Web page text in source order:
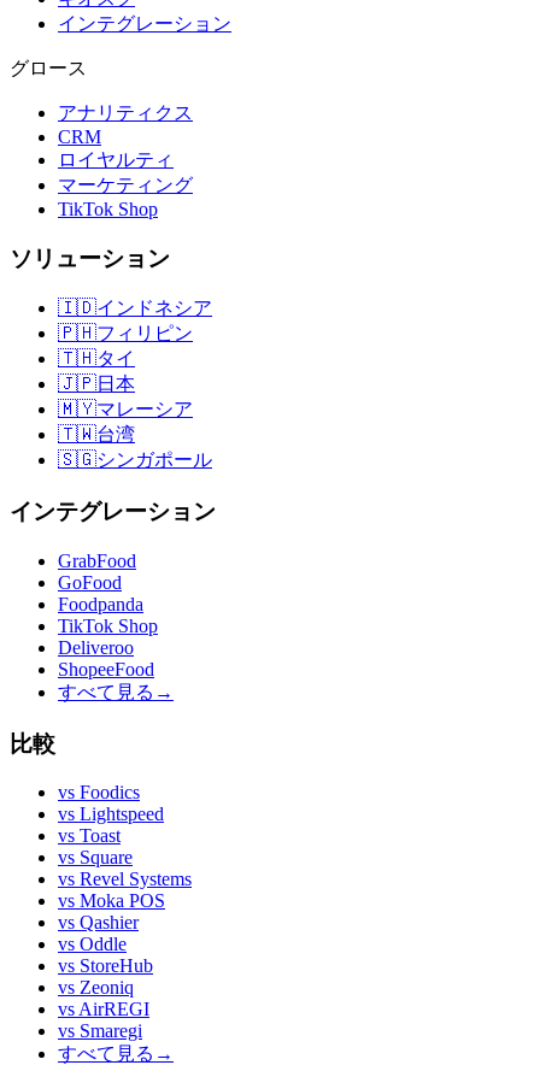
インテグレーション
グロース
アナリティクス
CRM
ロイヤルティ
マーケティング
TikTok Shop
ソリューション
🇮🇩インドネシア
🇵🇭フィリピン
🇹🇭タイ
🇯🇵日本
🇲🇾マレーシア
🇹🇼台湾
🇸🇬シンガポール
インテグレーション
GrabFood
GoFood
Foodpanda
TikTok Shop
Deliveroo
ShopeeFood
すべて見る →
比較
vs Foodics
vs Lightspeed
vs Toast
vs Square
vs Revel Systems
vs Moka POS
vs Qashier
vs Oddle
vs StoreHub
vs Zeoniq
vs AirREGI
vs Smaregi
すべて見る →